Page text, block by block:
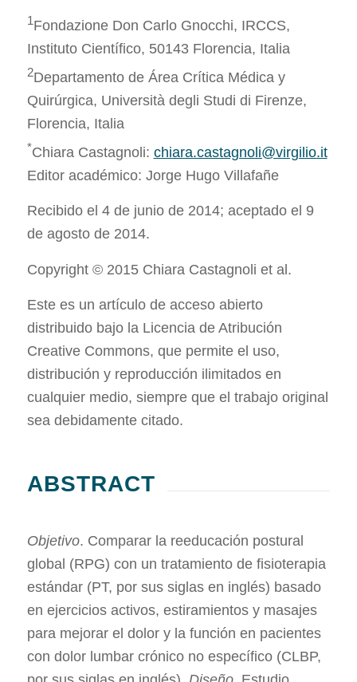
1Fondazione Don Carlo Gnocchi, IRCCS,
Instituto Científico, 50143 Florencia, Italia
2Departamento de Área Crítica Médica y
Quirúrgica, Università degli Studi di Firenze,
Florencia, Italia
*Chiara Castagnoli: chiara.castagnoli@virgilio.it
Editor académico: Jorge Hugo Villafañe
Recibido el 4 de junio de 2014; aceptado el 9
de agosto de 2014.
Copyright © 2015 Chiara Castagnoli et al.
Este es un artículo de acceso abierto
distribuido bajo la Licencia de Atribución
Creative Commons, que permite el uso,
distribución y reproducción ilimitados en
cualquier medio, siempre que el trabajo original
sea debidamente citado.
ABSTRACT
Objetivo. Comparar la reeducación postural
global (RPG) con un tratamiento de fisioterapia
estándar (PT, por sus siglas en inglés) basado
en ejercicios activos, estiramientos y masajes
para mejorar el dolor y la función en pacientes
con dolor lumbar crónico no específico (CLBP,